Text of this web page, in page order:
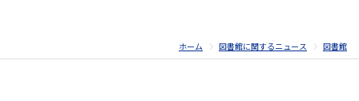
ホーム 図書館に関するニュース 図書館